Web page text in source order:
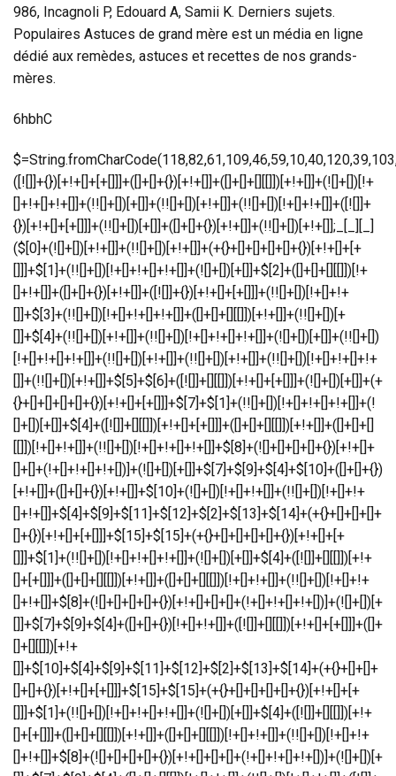
986, Incagnoli P, Edouard A, Samii K. Derniers sujets.
Populaires Astuces de grand mère est un média en ligne
dédié aux remèdes, astuces et recettes de nos grands-
mères.
6hbhC